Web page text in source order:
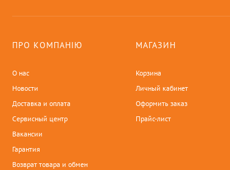
ПРО КОМПАНІЮ
О нас
Новости
Доставка и оплата
Сервисный центр
Вакансии
Гарантия
Возврат товара и обмен
МАГАЗИН
Корзина
Личный кабинет
Оформить заказ
Прайс-лист